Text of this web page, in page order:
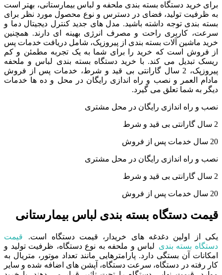
برای خرید دستگاه بسته بندی ملحفه و لباس بیمارستانی، بهتر است
به ظرفیت تولید، فضای در دسترس و نوع محصول مورد نظر برای
بسته بندی توجه داشته باشید. مدل های جدید کنترل دیجیتال دما و
سرعت، کاربری راحت و مصرف انرژی بهینه ای دارند. همچنین
خرید ماشین آلات بسته بندی از پیروزپک، شامل دریافت خدمات پس
از فروش است که خرید را برای شما به یک تجربه مطمئن و کم
ریسک تبدیل می کند. با خرید دستگاه بسته بندی لباس و ملحفه
پیروزپک، 2 سال گارانتی بی قید و شرط، خدمات پس از فروش
مادام العمر و نصب و راه اندازی رایگان در محل و ده ها خدمات
دیگر به شما تعلق می گیرد.
نصب و راه اندازی رایگان در محل مشتری
2 سال گارانتی بی قید و شرط
20 سال خدمات پس از فروش
نصب و راه اندازی رایگان در محل مشتری
2 سال گارانتی بی قید و شرط
20 سال خدمات پس از فروش
قیمت دستگاه بسته بندی لباس بیمارستانی
یکی از اولین دغدغه های خریدار، قیمت دستگاه است.
قیمت
دستگاه بسته بندی لباس و ملحفه به نوع دستگاه، ظرفیت تولید و
امکانات آن بستگی دارد. پارامترهایی مانند تعداد موتور، متریال به
کار رفته در دستگاه، سرعت دستگاه، آپشن های اضافه شده و سایر